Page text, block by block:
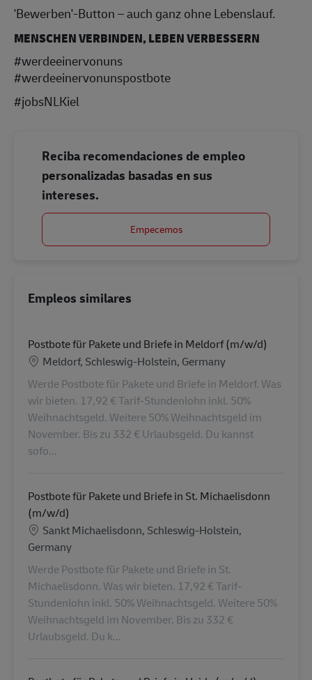
'Bewerben'-Button – auch ganz ohne Lebenslauf.
MENSCHEN VERBINDEN, LEBEN VERBESSERN
#werdeeinervonuns
#werdeeinervonunspostbote
#jobsNLKiel
Reciba recomendaciones de empleo
personalizadas basadas en sus
intereses.
Empecemos
Empleos similares
Postbote für Pakete und Briefe in Meldorf (m/w/d)
Ubicación
Meldorf, Schleswig-Holstein, Germany
Werde Postbote für Pakete und Briefe in Meldorf. Was
wir bieten. 17,92 € Tarif-Stundenlohn inkl. 50%
Weihnachtsgeld. Weitere 50% Weihnachtsgeld im
November. Bis zu 332 € Urlaubsgeld. Du kannst
sofo...
Postbote für Pakete und Briefe in St. Michaelisdonn
(m/w/d)
Ubicación
Sankt Michaelisdonn, Schleswig-Holstein,
Germany
Werde Postbote für Pakete und Briefe in St.
Michaelisdonn. Was wir bieten. 17,92 € Tarif-
Stundenlohn inkl. 50% Weihnachtsgeld. Weitere 50%
Weihnachtsgeld im November. Bis zu 332 €
Urlaubsgeld. Du k...